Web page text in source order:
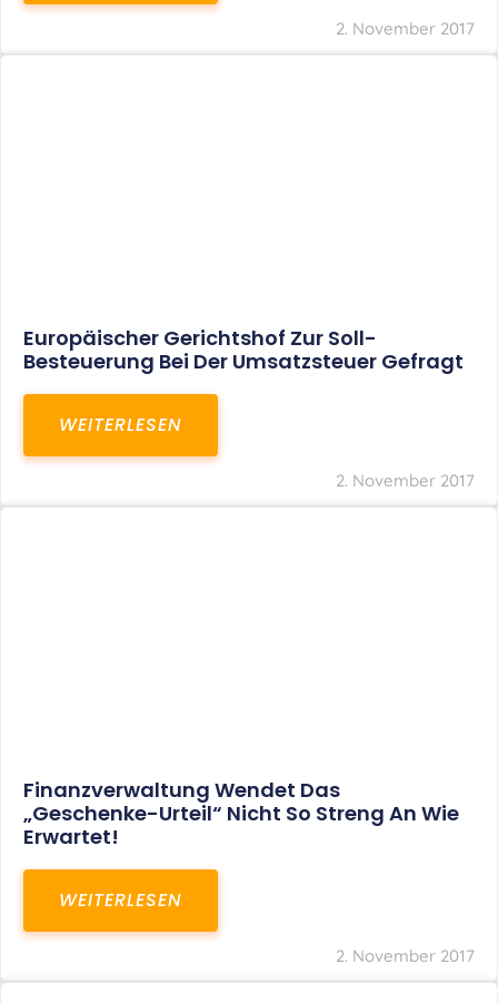
2. November 2017
Europäischer Gerichtshof Zur Soll-
Besteuerung Bei Der Umsatzsteuer Gefragt
WEITERLESEN
2. November 2017
Finanzverwaltung Wendet Das
„Geschenke-Urteil“ Nicht So Streng An Wie
Erwartet!
WEITERLESEN
2. November 2017